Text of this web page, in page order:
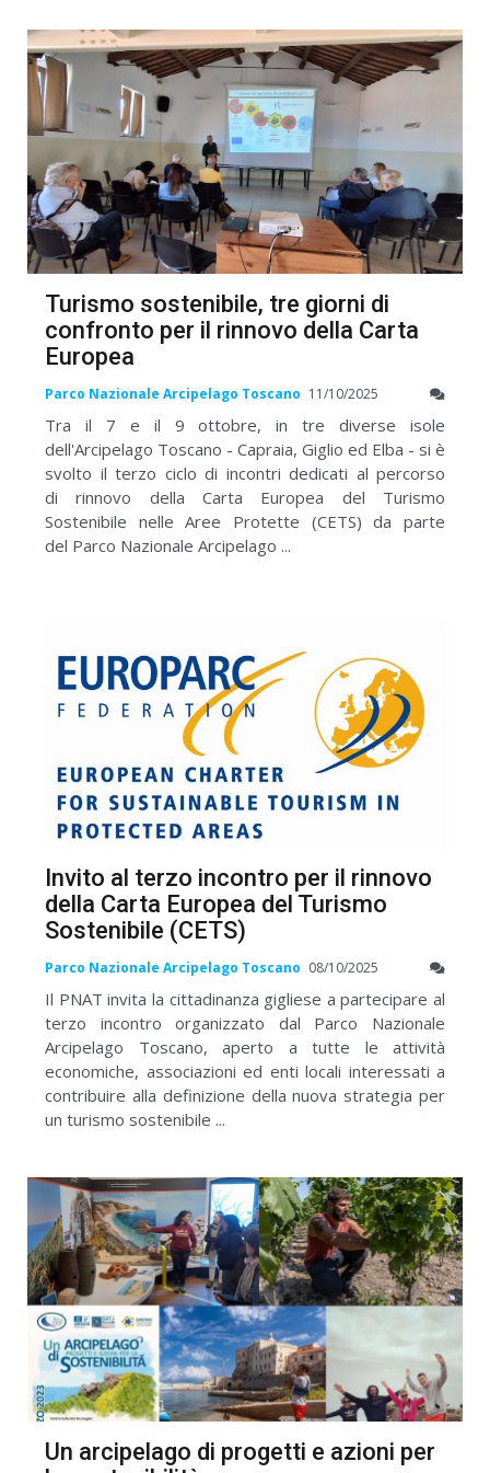
Turismo sostenibile, tre giorni di
confronto per il rinnovo della Carta
Europea
Parco Nazionale Arcipelago Toscano 11/10/2025
Tra il 7 e il 9 ottobre, in tre diverse isole
dell'Arcipelago Toscano - Capraia, Giglio ed Elba - si è
svolto il terzo ciclo di incontri dedicati al percorso
di rinnovo della Carta Europea del Turismo
Sostenibile nelle Aree Protette (CETS) da parte
del Parco Nazionale Arcipelago ...
Invito al terzo incontro per il rinnovo
della Carta Europea del Turismo
Sostenibile (CETS)
Parco Nazionale Arcipelago Toscano 08/10/2025
Il PNAT invita la cittadinanza gigliese a partecipare al
terzo incontro organizzato dal Parco Nazionale
Arcipelago Toscano, aperto a tutte le attività
economiche, associazioni ed enti locali interessati a
contribuire alla definizione della nuova strategia per
un turismo sostenibile ...
Un arcipelago di progetti e azioni per